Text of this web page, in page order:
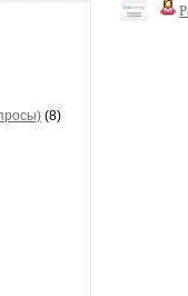
(8)